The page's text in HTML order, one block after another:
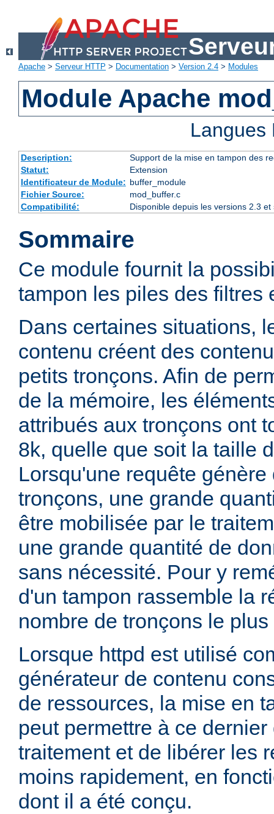
Apache > Serveur HTTP > Documentation > Version 2.4 > Modules
Module Apache
Description:
Support de la mise en tampon des
Statut:
Extension
Identificateur de Module: buffer_module
Fichier Source:
mod_buffer.c
Compatibilité:
Disponible depuis les versions 2.3
Sommaire
Ce module fournit la
tampon les piles des filtres
Dans certaines situations,
contenu créent des
petits tronçons. Afin de
de la mémoire, les
attribués aux tronçons ont
8k, quelle que soit la taille
Lorsqu'une requête
tronçons, une grande
être mobilisée par le
une grande quantité de
sans nécessité. Pour y
d'un tampon rassemble la
nombre de tronçons le
Lorsque httpd est utilisé
générateur de contenu
de ressources, la mise en
peut permettre à ce
traitement et de libérer les
moins rapidement, en
dont il a été conçu.